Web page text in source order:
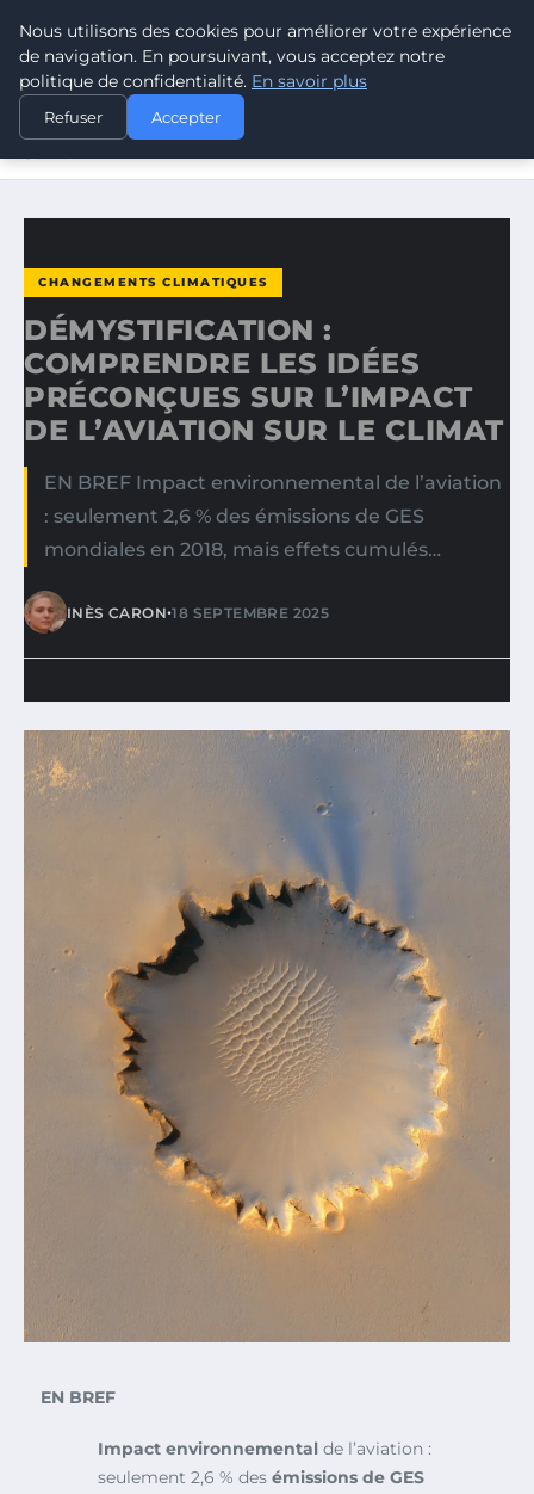
CLIMATE GUARDIAN
ACCUEIL
CHANGEMENTS CLIMATIQUES
DÉMYSTIFICATION : COMPRENDRE LES IDÉES PRÉCONÇUES
CHANGEMENTS CLIMATIQUES
DÉMYSTIFICATION :
COMPRENDRE LES IDÉES
PRÉCONÇUES SUR L’IMPACT
DE L’AVIATION SUR LE CLIMAT
EN BREF Impact environnemental de l’aviation
: seulement 2,6 % des émissions de GES
mondiales en 2018, mais effets cumulés…
INÈS CARON•18 SEPTEMBRE 2025
EN BREF
Impact environnemental de l’aviation :
seulement 2,6 % des émissions de GES
Nous utilisons des cookies pour améliorer votre expérience
de navigation. En poursuivant, vous acceptez notre
politique de confidentialité. En savoir plus
Refuser Accepter